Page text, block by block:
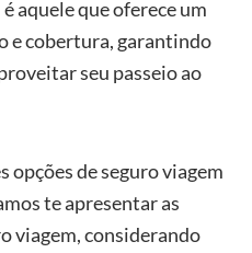
aquele que oferece um
e cobertura, garantindo
seu passeio ao
opções de seguro viagem
te apresentar as
viagem, considerando